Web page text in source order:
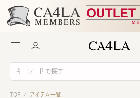
TOP / アイテム一覧